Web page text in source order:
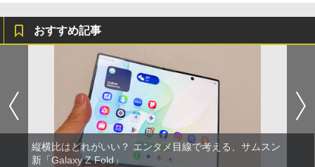
おすすめ記事
縦横比はどれがいい？ エンタメ目線で考える、サムスン
新「Galaxy Z Fold」